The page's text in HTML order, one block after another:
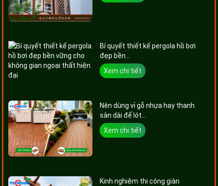
Bí quyết thiết kế pergola hồ bơi
đẹp bền...
Xem chi tiết
Nên dùng vỉ gỗ nhựa hay thanh
sàn dài để lót...
Xem chi tiết
Kinh nghiệm thi công giàn